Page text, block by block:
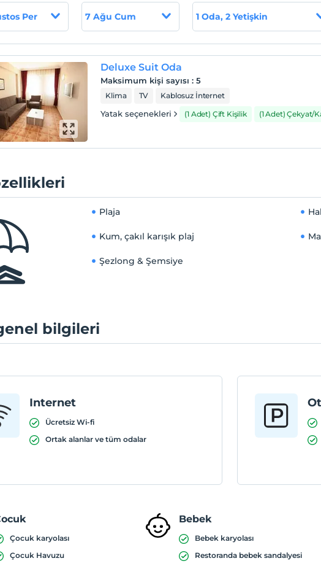
Per 7 Ağu Cum 1 Oda, 2 Yetişkin
Deluxe Suit Oda
Maksimum kişi sayısı :5
Klima TV Kablosuz İnternet
Yatak seçenekleri (1 Adet) Çift Kişilik (1 Adet) Çekyat/
Plaja
Kum, çakıl karışık plaj
Şezlong & Şemsiye
bilgileri
Internet
Ücretsiz Wi-fi
Ortak alanlar ve tüm odalar
Çocuk karyolası
Çocuk Havuzu
Bebek
Bebek karyolası
Restoranda bebek sandalyesi